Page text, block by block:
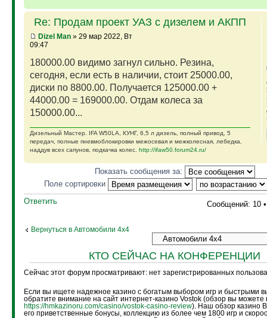
Re: Продам проект УАЗ с дизелем и АКПП
Dizel Man» 29 мар 2022, Вт
09:47
180000.00 видимо загнул сильно. Резина,
сегодня, если есть в наличии, стоит 25000.00,
диски по 8800.00. Получается 125000.00 +
44000.00 = 169000.00. Отдам колеса за
150000.00...
Дизельный Мастер. IFA W50LA, КУНГ, 6,5 л дизель, полный привод, 5
передач, полные пневмоблокировки межосевая и межколесная, лебедка,
наддув всех сапунов, подкачка колес. http://ifaw50.forum24.ru/
Показать сообщения за:
Поле сортировки
Ответить
Сообщений: 10
Вернуться в Автомобили 4х4
КТО СЕЙЧАС НА КОНФЕРЕНЦИИ
Сейчас этот форум просматривают: нет зарегистрированных
Если вы ищете надежное казино с богатым выбором игр и быстрыми
обратите внимание на сайт интернет-казино Vostok (обзор вы можете
https://hmkazinoru.com/casino/vostok-casino-review). Наш обзор казино
его приветственные бонусы, коллекцию из более чем 1800 игр и